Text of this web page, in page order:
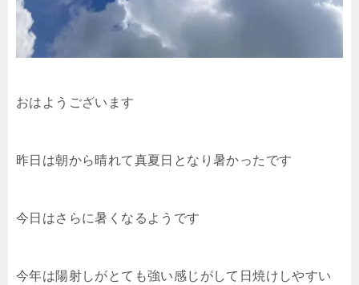
おはようございます
昨日は朝から晴れて真夏日となり暑かったです
今日はさらに暑くなるようです
今年は陽射しがとても強い感じがして日焼けしやすい